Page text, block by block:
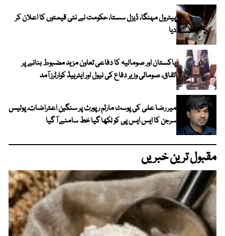
پیٹرول مہنگا، ڈیزل سستا، حکومت نے نئی قیمتوں کا اعلان کر
دیا
پاکستان اور صومالیہ کا دفاعی تعاون مزید مضبوط بنانے پر
اتفاق، صومالی وزیر دفاع کی نیول اور ایئرہیڈ کوارٹرز آمد
میر رضا علی کی پوسٹ مارٹم رپورٹ پر سنگین اعتراضات، پولیس
سرجن کا ایس ایس پی کو لکھا گیا خط سامنے آ گیا
مقبول ترین خبریں